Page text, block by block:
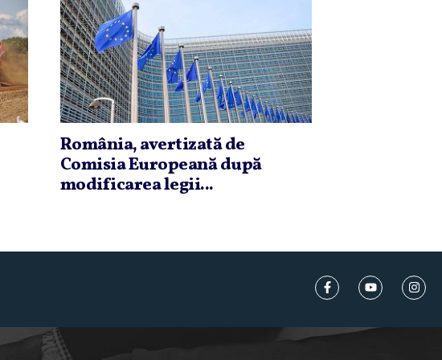
România, avertizată de
Comisia Europeană după
modificarea legii...